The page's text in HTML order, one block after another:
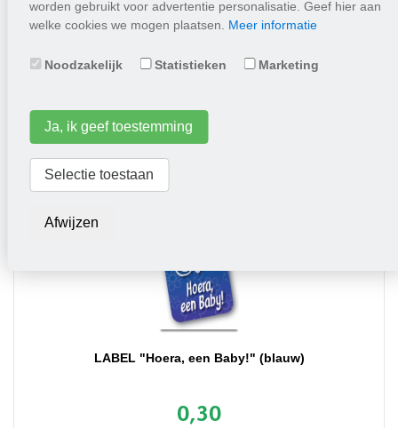
worden gebruikt voor advertentie personalisatie. Geef hier aan
welke cookies we mogen plaatsen. Meer informatie
Noodzakelijk Statistieken Marketing
Ja, ik geef toestemming
Selectie toestaan
Afwijzen
Fijnspar in blik
Plaats in winkelwagen
LABEL "Hoera, een Baby!" (blauw)
0,30